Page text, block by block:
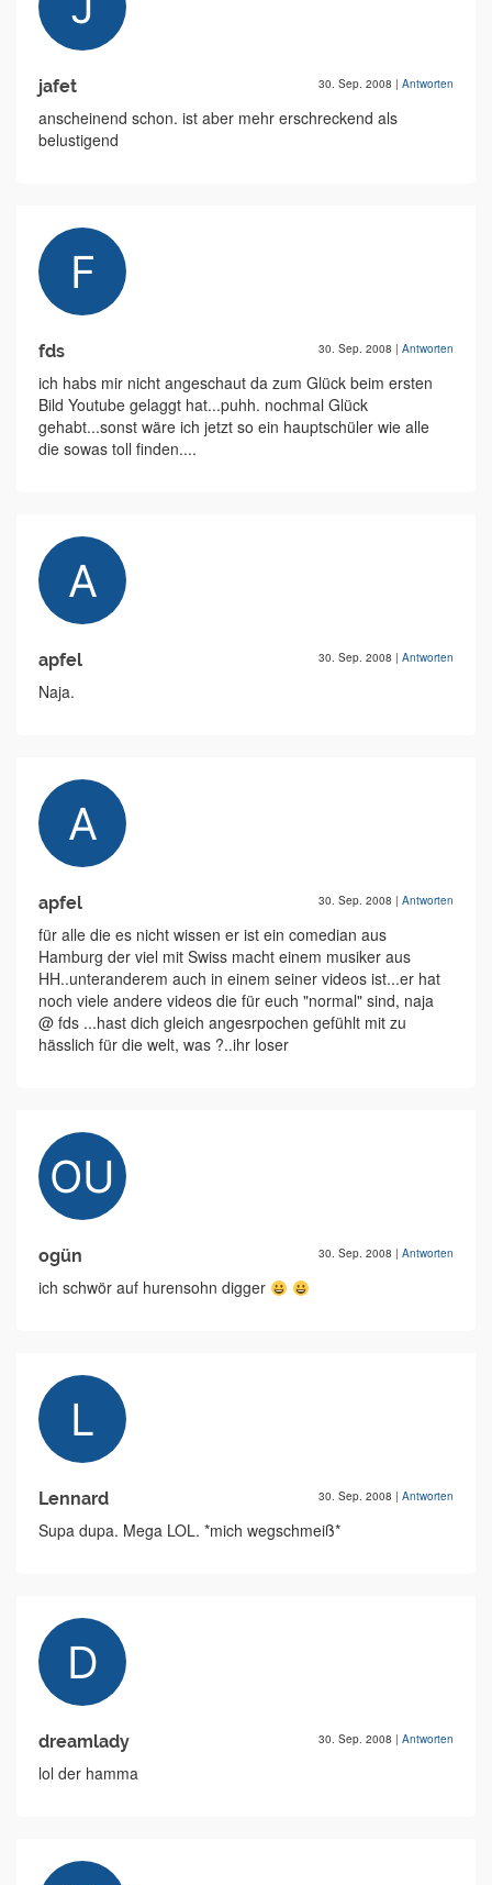
jafet 30. Sep. 2008 | Antworten
anscheinend schon. ist aber mehr erschreckend als
belustigend
fds 30. Sep. 2008 | Antworten
ich habs mir nicht angeschaut da zum Glück beim ersten
Bild Youtube gelaggt hat...puhh. nochmal Glück
gehabt...sonst wäre ich jetzt so ein hauptschüler wie alle
die sowas toll finden....
apfel 30. Sep. 2008 | Antworten
Naja.
apfel 30. Sep. 2008 | Antworten
für alle die es nicht wissen er ist ein comedian aus
Hamburg der viel mit Swiss macht einem musiker aus
HH..unteranderem auch in einem seiner videos ist...er hat
noch viele andere videos die für euch "normal" sind, naja
@ fds ...hast dich gleich angesrpochen gefühlt mit zu
hässlich für die welt, was ?..ihr loser
ogün 30. Sep. 2008 | Antworten
ich schwör auf hurensohn digger
Lennard 30. Sep. 2008 | Antworten
Supa dupa. Mega LOL. *mich wegschmeiß*
dreamlady 30. Sep. 2008 | Antworten
lol der hamma